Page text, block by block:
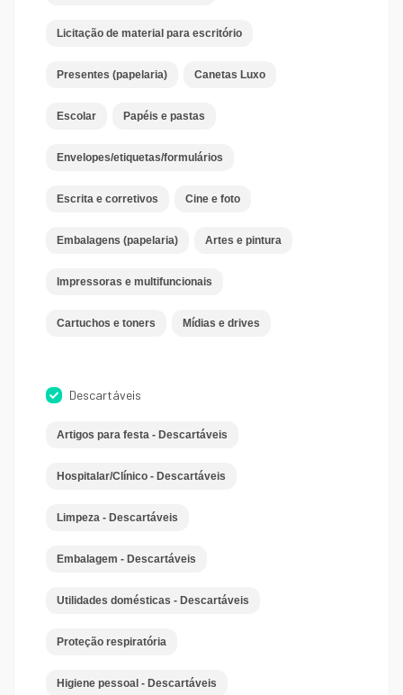
Licitação de material para escritório
Presentes (papelaria) Canetas Luxo
Escolar Papéis e pastas
Envelopes/etiquetas/formulários
Escrita e corretivos Cine e foto
Embalagens (papelaria) Artes e pintura
Impressoras e multifuncionais
Cartuchos e toners Mídias e drives
Descartáveis
Artigos para festa - Descartáveis
Hospitalar/Clínico - Descartáveis
Limpeza - Descartáveis
Embalagem - Descartáveis
Utilidades domésticas - Descartáveis
Proteção respiratória
Higiene pessoal - Descartáveis